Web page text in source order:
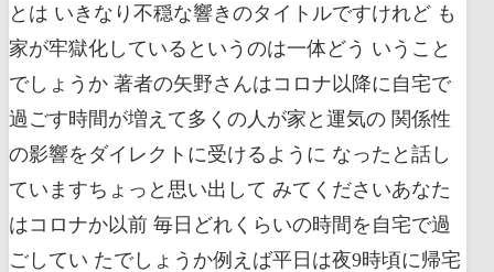
とは いきなり不穏な響きのタイトルですけれど も
家が牢獄化しているというのは一体どう いうこと
でしょうか 著者の矢野さんはコロナ以降に自宅で
過ごす時間が増えて多くの人が家と運気の 関係性
の影響をダイレクトに受けるように なったと話し
ていますちょっと思い出して みてくださいあなた
はコロナか以前 毎日どれくらいの時間を自宅で過
ごしてい たでしょうか例えば平日は夜9時頃に帰宅